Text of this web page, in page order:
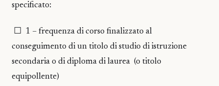
specificato:
☐ 1 – frequenza di corso finalizzato al
conseguimento di un titolo di studio di istruzione
secondaria o di diploma di laurea (o titolo
equipollente)